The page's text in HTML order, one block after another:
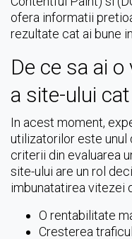
ofera informatii
rezultate cat ai bune
De ce sa ai
a site-ului
In acest moment,
utilizatorilor este
criterii din evaluarea
site-ului are un rol
imbunatatirea vitezei
O rentabilitate
Cresterea